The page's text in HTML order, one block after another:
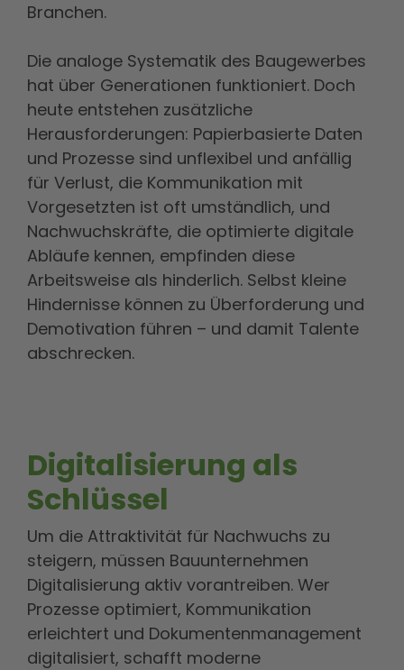
Branchen.
Die analoge Systematik des Baugewerbes
hat über Generationen funktioniert. Doch
heute entstehen zusätzliche
Herausforderungen: Papierbasierte Daten
und Prozesse sind unflexibel und anfällig
für Verlust, die Kommunikation mit
Vorgesetzten ist oft umständlich, und
Nachwuchskräfte, die optimierte digitale
Abläufe kennen, empfinden diese
Arbeitsweise als hinderlich. Selbst kleine
Hindernisse können zu Überforderung und
Demotivation führen – und damit Talente
abschrecken.
Digitalisierung als
Schlüssel
Um die Attraktivität für Nachwuchs zu
steigern, müssen Bauunternehmen
Digitalisierung aktiv vorantreiben. Wer
Prozesse optimiert, Kommunikation
erleichtert und Dokumentenmanagement
digitalisiert, schafft moderne